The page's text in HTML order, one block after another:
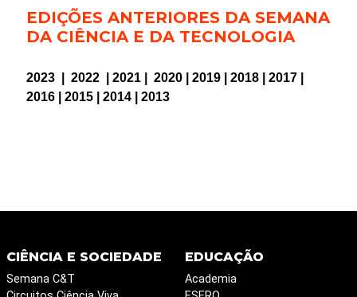
EDIÇÕES ANTERIORES DA SEMANA
DA CIÊNCIA E DA TECNOLOGIA
2023 2022 2021 2020 2019 2018 2017
2016
2015 2014 2013
CIÊNCIA E SOCIEDADE
Semana C&T
EDUCAÇÃO
Academia